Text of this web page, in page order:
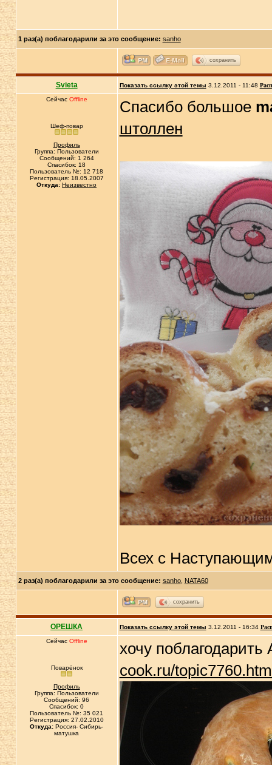
1 раз(а) поблагодарили за это сообщение: sanho
сохранить
Svieta Показать ссылку этой темы 3.12.2011 - 11:48
Сейчас Offline
Шеф-повар
Профиль
Группа: Пользователи
Сообщений: 1 264
Спасибок: 18
Пользователь №: 12 718
Регистрация: 18.05.2007
Откуда: Неизвестно
Спасибо большое
штоллен
Всех с
2 раз(а) поблагодарили за это сообщение: sanho, NATA60
сохранить
ОРЕШКА Показать ссылку этой темы 3.12.2011 - 16:34
Сейчас Offline
Поварёнок
Профиль
Группа: Пользователи
Сообщений: 96
Спасибок: 0
Пользователь №: 35 021
Регистрация: 27.02.2010
Откуда: Россия- Сибирь-
матушка
хочу
cook.ru/